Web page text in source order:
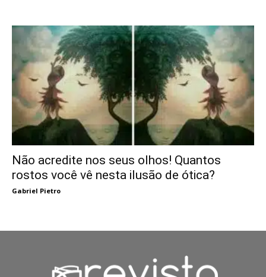
Não acredite nos seus olhos! Quantos
rostos você vê nesta ilusão de ótica?
Gabriel Pietro